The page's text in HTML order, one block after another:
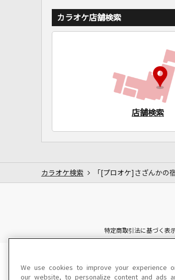
カラオケ店舗検索
店舗検索
カラオケ検索 「[プロオケ]さざんかの
特定商取引法に基づく表
We use cookies to improve your experience
our website, to personalize content and ads